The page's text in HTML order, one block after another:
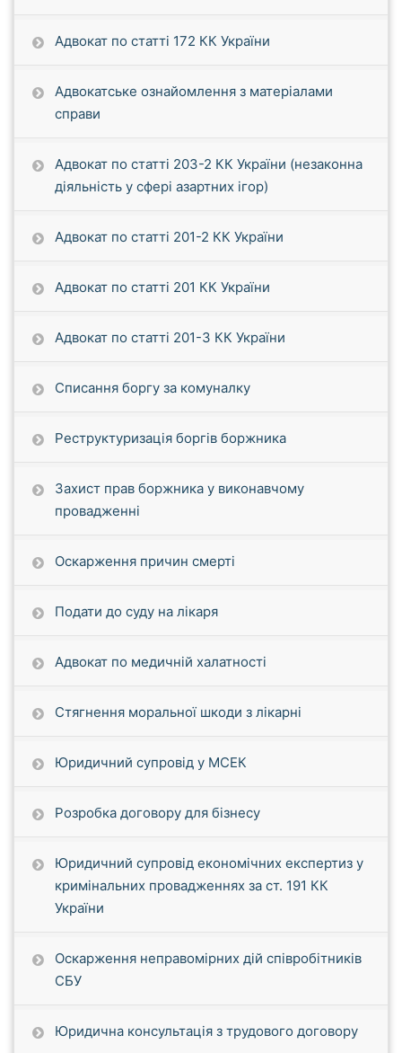
Адвокат по статті 172 КК України
Адвокатське ознайомлення з матеріалами
справи
Адвокат по статті 203-2 КК України (незаконна
діяльність у сфері азартних ігор)
Адвокат по статті 201-2 КК України
Адвокат по статті 201 КК України
Адвокат по статті 201-3 КК України
Списання боргу за комуналку
Реструктуризація боргів боржника
Захист прав боржника у виконавчому
провадженні
Оскарження причин смерті
Подати до суду на лікаря
Адвокат по медичній халатності
Стягнення моральної шкоди з лікарні
Юридичний супровід у МСЕК
Розробка договору для бізнесу
Юридичний супровід економічних експертиз у
кримінальних провадженнях за ст. 191 КК
України
Оскарження неправомірних дій співробітників
СБУ
Юридична консультація з трудового договору